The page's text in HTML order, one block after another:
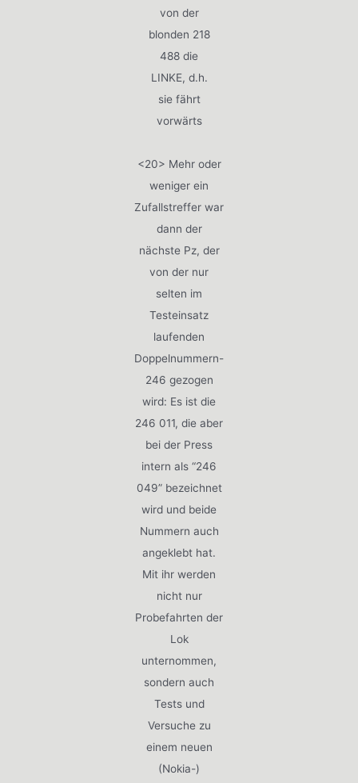
von der
blonden 218
488 die
LINKE, d.h.
sie fährt
vorwärts
<20> Mehr oder
weniger ein
Zufallstreffer war
dann der
nächste Pz, der
von der nur
selten im
Testeinsatz
laufenden
Doppelnummern-
246 gezogen
wird: Es ist die
246 011, die aber
bei der Press
intern als “246
049” bezeichnet
wird und beide
Nummern auch
angeklebt hat.
Mit ihr werden
nicht nur
Probefahrten der
Lok
unternommen,
sondern auch
Tests und
Versuche zu
einem neuen
(Nokia-)